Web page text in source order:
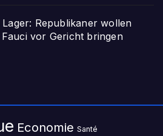
Republikaner wollen
vor Gericht bringen
Economie Santé